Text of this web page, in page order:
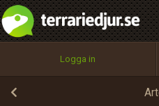
Logga in
integritetspolicy
Namn:
Epost:
Begär nytt lösenord